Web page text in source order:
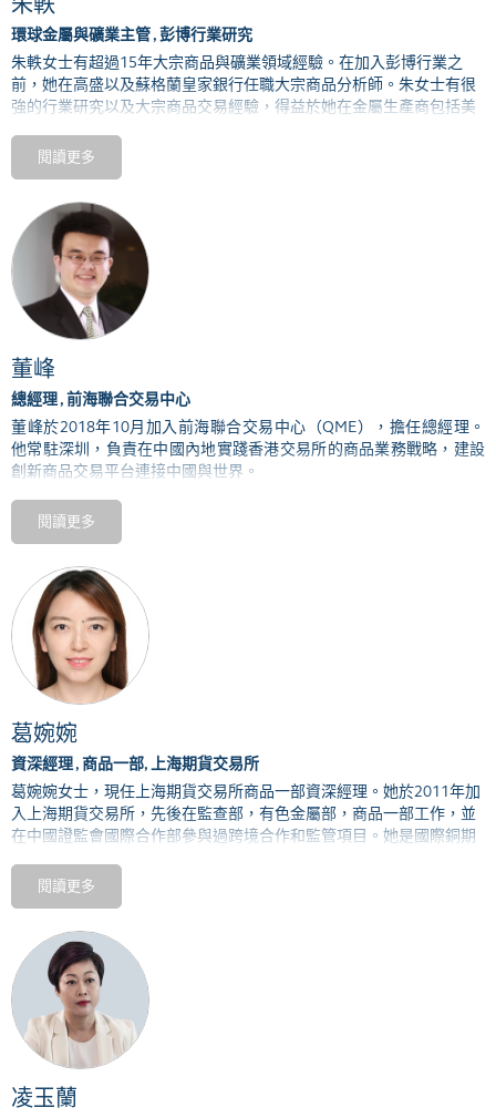
環球金屬與礦業主管 , 彭博行業研究
朱軼女士有超過15年大宗商品與礦業領域經驗。在加入彭博行業之
前，她在高盛以及蘇格蘭皇家銀行任職大宗商品分析師。朱女士有很
強的行業研究以及大宗商品交易經驗，得益於她在金屬生產商包括美
朱女士畢業於復旦大學數學系，並有美國賓夕法尼亞州立大學
位。
閱讀更多
董峰
總經理 , 前海聯合交易中心
董峰於2018年10月加入前海聯合交易中心（QME），擔任總經理。
他常駐深圳，負責在中國內地實踐香港交易所的商品業務戰略，建設
創新商品交易平台連接中國與世界。
董峰加入QME前曾擔任中國工商銀行總部貴金屬部交易業務主管。他
於2016年4月加入平安商品貿易有限公司，擔任總經理和法定代表
人，亦曾於紐約的對沖基金工作了5年。
董峰擁有中國北京大學理學學士學位和美國普林斯頓大學天體物理學
博士學位。他擁有豐富的數學和物理知識，熟悉金融衍生品和運營風
險管理程式和法規，亦在商品現貨交易平台和實物交割系統的建設方
面擁有豐富的經驗。
閱讀更多
葛婉婉
資深經理 , 商品一部, 上海期貨交易所
葛婉婉女士，現任上海期貨交易所商品一部資深經理。她於2011年加
入上海期貨交易所，先後在監查部，有色金屬部，商品一部工作，並
在中國證監會國際合作部參與過跨境合作和監管項目。她是國際銅期
閱讀更多
凌玉蘭